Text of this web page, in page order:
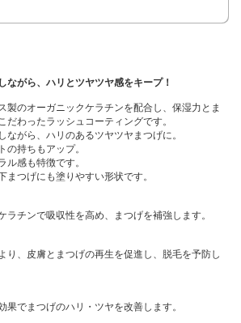
ながら、ハリとツヤツヤ感をキープ！
製のオーガニックケラチンを配合し、保湿力とま
だわったラッシュコーティングです。
ながら、ハリのあるツヤツヤまつげに。
の持ちもアップ。
ル感も特徴です。
まつげにも塗りやすい形状です。
ラチンで吸収性を高め、まつげを補強します。
り、皮膚とまつげの再生を促進し、脱毛を予防し
果でまつげのハリ・ツヤを改善します。